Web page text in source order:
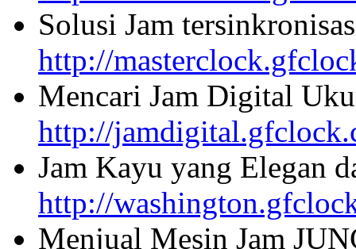
Solusi Jam
http://
Mencari Jam Digital
http://
Jam Kayu yang Elegan
http://
Menjual Mesin Jam